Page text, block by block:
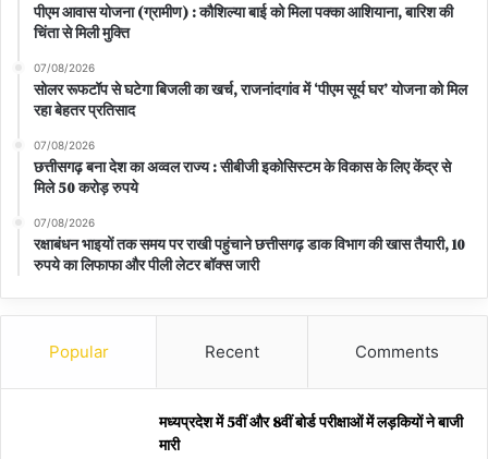
पीएम आवास योजना (ग्रामीण) : कौशिल्या बाई को मिला पक्का आशियाना, बारिश की
चिंता से मिली मुक्ति
07/08/2026
सोलर रूफटॉप से घटेगा बिजली का खर्च, राजनांदगांव में ‘पीएम सूर्य घर’ योजना को मिल
रहा बेहतर प्रतिसाद
07/08/2026
छत्तीसगढ़ बना देश का अव्वल राज्य : सीबीजी इकोसिस्टम के विकास के लिए केंद्र से
मिले 50 करोड़ रुपये
07/08/2026
रक्षाबंधन भाइयों तक समय पर राखी पहुंचाने छत्तीसगढ़ डाक विभाग की खास तैयारी, 10
रुपये का लिफाफा और पीली लेटर बॉक्स जारी
Popular Recent Comments
मध्यप्रदेश में 5वीं और 8वीं बोर्ड परीक्षाओं में लड़कियों ने बाजी
मारी